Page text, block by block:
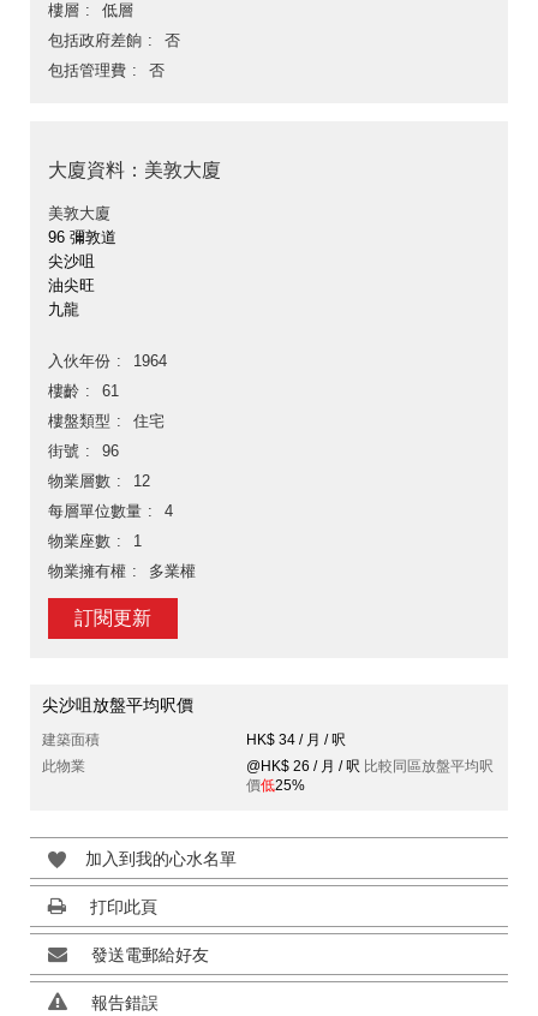
樓層
低層
包括政府差餉
否
包括管理費
否
大廈資料：美敦大廈
美敦大廈
96 彌敦道
尖沙咀
油尖旺
九龍
入伙年份
1964
樓齡
61
樓盤類型
住宅
街號
96
物業層數
12
每層單位數量
4
物業座數
1
物業擁有權
多業權
訂閱更新
尖沙咀放盤平均呎價
建築面積
HK$ 34 / 月 / 呎
此物業
@HK$ 26 / 月 / 呎 比較同區放盤平均呎
價低25%
加入到我的心水名單
打印此頁
發送電郵給好友
報告錯誤